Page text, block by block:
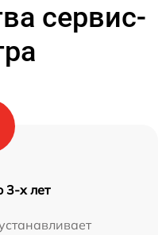
сервис-
3-х лет